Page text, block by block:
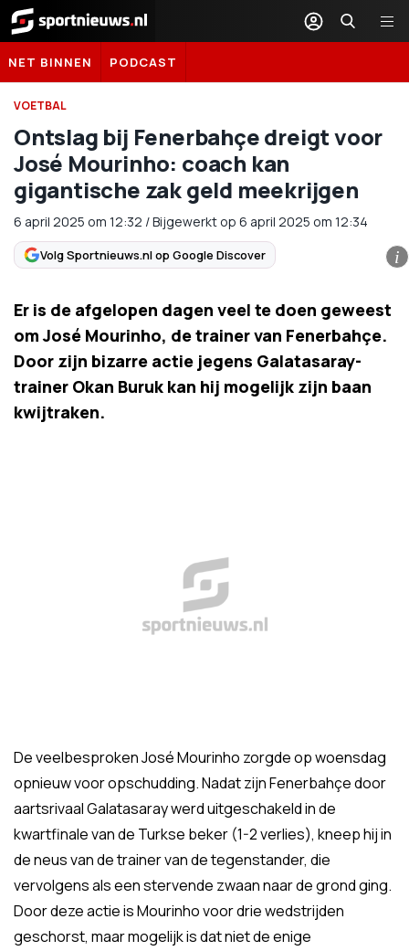
Sportnieuws.nl
NET BINNEN PODCAST
VOETBAL
Ontslag bij Fenerbahçe dreigt voor
José Mourinho: coach kan
gigantische zak geld meekrijgen
6 april 2025 om 12:32 /Bijgewerkt op 6 april 2025 om 12:34
Volg Sportnieuws.nl op Google Discover i
Er is de afgelopen dagen veel te doen geweest
om José Mourinho, de trainer van Fenerbahçe.
Door zijn bizarre actie jegens Galatasaray-
trainer Okan Buruk kan hij mogelijk zijn baan
kwijtraken.
De veelbesproken José Mourinho zorgde op woensdag
opnieuw voor opschudding. Nadat zijn Fenerbahçe door
aartsrivaal Galatasaray werd uitgeschakeld in de
kwartfinale van de Turkse beker (1-2 verlies), kneep hij in
de neus van de trainer van de tegenstander, die
vervolgens als een stervende zwaan naar de grond ging.
Door deze actie is Mourinho voor drie wedstrijden
geschorst, maar mogelijk is dat niet de enige